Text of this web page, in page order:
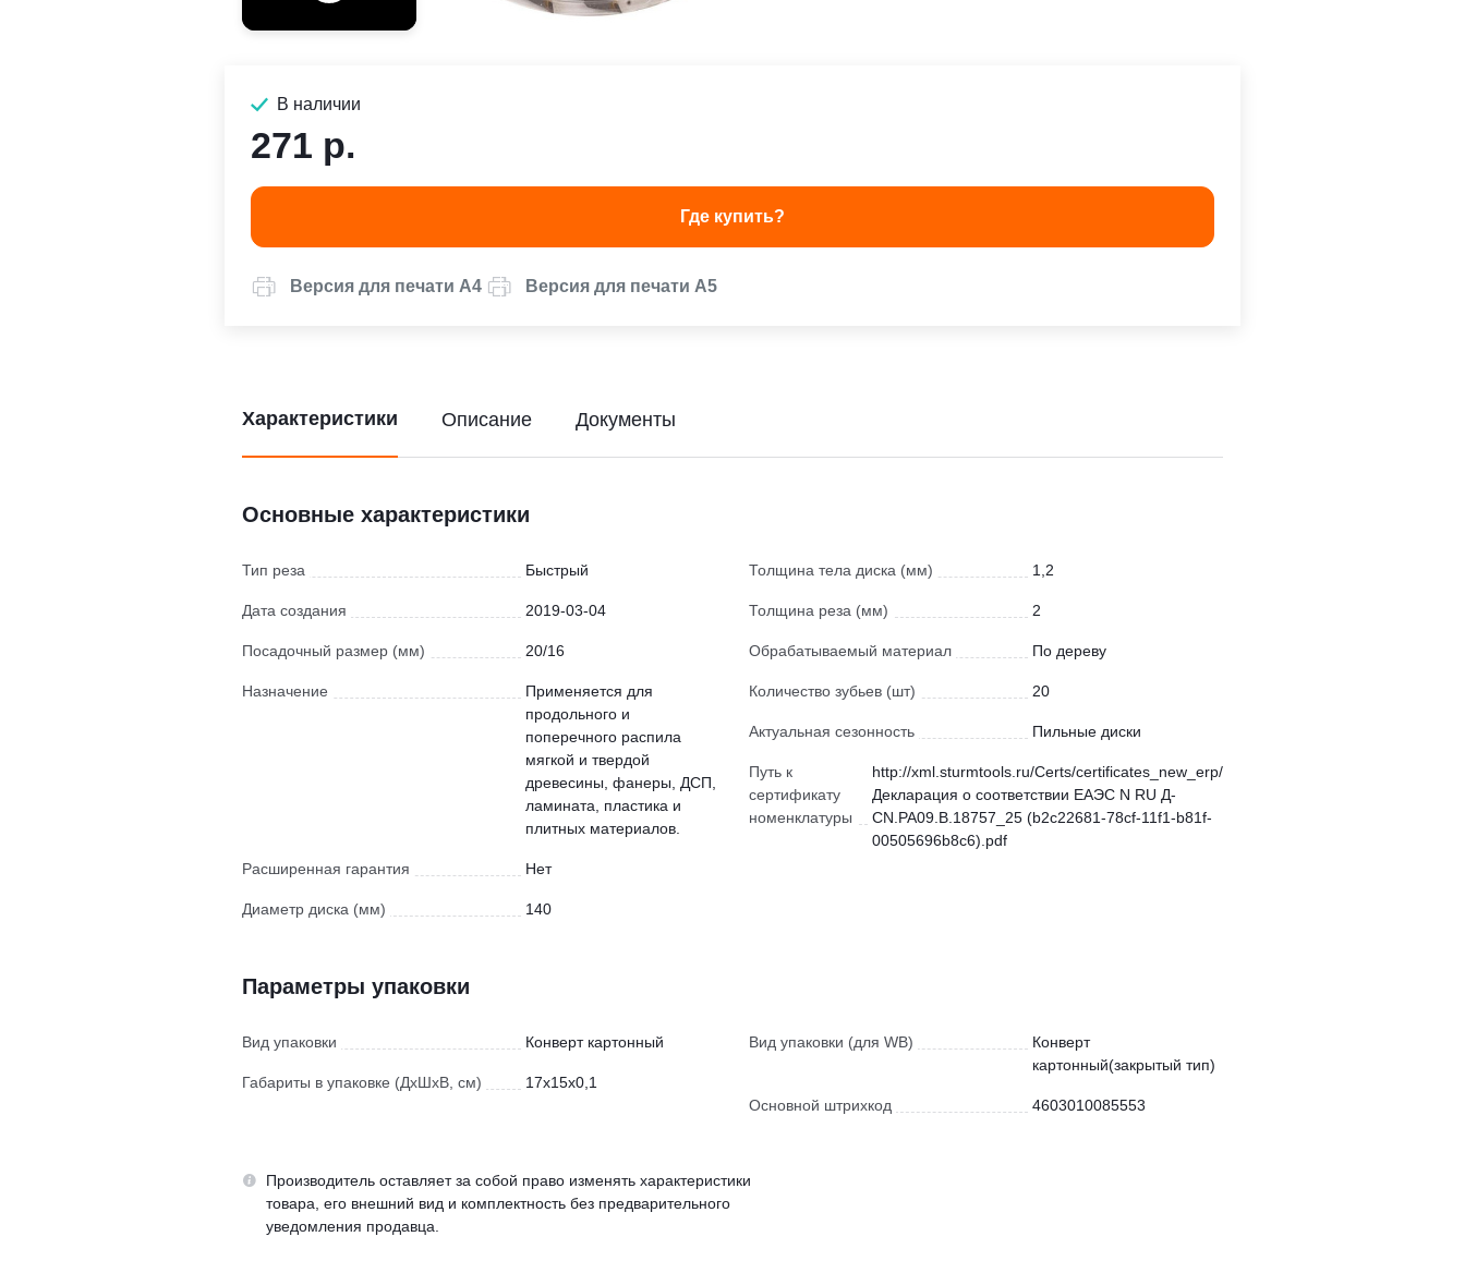
В наличии
271 р.
Где купить?
Версия для печати А4 Версия для печати А5
Характеристики
Основные характеристики
Тип реза Быстрый
Дата создания 2019-03-04
Посадочный размер (мм) 20/16
Назначение
Применяется для
продольного и
поперечного распила
мягкой и твердой
древесины, фанеры, ДСП,
ламината, пластика и
плитных материалов.
Расширенная гарантия Нет
Диаметр диска (мм) 140
Толщина тела диска (мм) 1,2
Толщина реза (мм) 2
Обрабатываемый материал По дереву
Количество зубьев (шт) 20
Актуальная сезонность Пильные диски
Путь к
сертификату
номенклатуры
http://xml.sturmtools.ru/Certs/certificates_new_erp/
Декларация о соответствии ЕАЭС N RU Д-
CN.РА09.В.18757_25 (b2c22681-78cf-11f1-b81f-
00505696b8c6).pdf
Параметры упаковки
Вид упаковки Конверт картонный
Габариты в упаковке (ДхШхВ, см) 17x15x0,1
Вид упаковки (для WB)
Конверт
картонный(закрытый тип)
Основной штрихкод 4603010085553
Производитель оставляет за собой право изменять характеристики
товара, его внешний вид и комплектность без предварительного
уведомления продавца.
Описание Документы